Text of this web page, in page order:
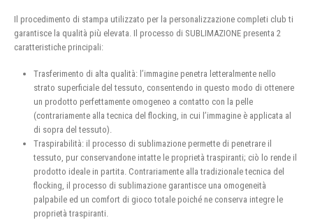
Il procedimento di stampa utilizzato per la personalizzazione completi club ti
garantisce la qualità più elevata. Il processo di SUBLIMAZIONE presenta 2
caratteristiche principali:
Trasferimento di alta qualità: l’immagine penetra letteralmente nello
strato superficiale del tessuto, consentendo in questo modo di ottenere
un prodotto perfettamente omogeneo a contatto con la pelle
(contrariamente alla tecnica del flocking, in cui l’immagine è applicata al
di sopra del tessuto).
Traspirabilità: il processo di sublimazione permette di penetrare il
tessuto, pur conservandone intatte le proprietà traspiranti; ciò lo rende il
prodotto ideale in partita. Contrariamente alla tradizionale tecnica del
flocking, il processo di sublimazione garantisce una omogeneità
palpabile ed un comfort di gioco totale poiché ne conserva integre le
proprietà traspiranti.